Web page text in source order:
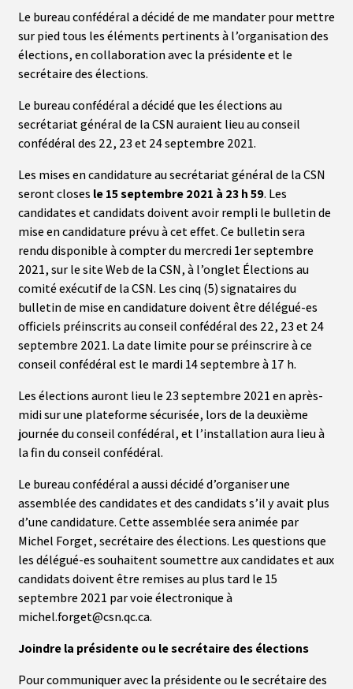
Le bureau confédéral a décidé de me mandater pour mettre
sur pied tous les éléments pertinents à l’organisation des
élections, en collaboration avec la présidente et le
secrétaire des élections.
Le bureau confédéral a décidé que les élections au
secrétariat général de la CSN auraient lieu au conseil
confédéral des 22, 23 et 24 septembre 2021.
Les mises en candidature au secrétariat général de la CSN
seront closes le 15 septembre 2021 à 23 h 59. Les
candidates et candidats doivent avoir rempli le bulletin de
mise en candidature prévu à cet effet. Ce bulletin sera
rendu disponible à compter du mercredi 1er septembre
2021, sur le site Web de la CSN, à l’onglet Élections au
comité exécutif de la CSN. Les cinq (5) signataires du
bulletin de mise en candidature doivent être délégué-es
officiels préinscrits au conseil confédéral des 22, 23 et 24
septembre 2021. La date limite pour se préinscrire à ce
conseil confédéral est le mardi 14 septembre à 17 h.
Les élections auront lieu le 23 septembre 2021 en après-
midi sur une plateforme sécurisée, lors de la deuxième
journée du conseil confédéral, et l’installation aura lieu à
la fin du conseil confédéral.
Le bureau confédéral a aussi décidé d’organiser une
assemblée des candidates et des candidats s’il y avait plus
d’une candidature. Cette assemblée sera animée par
Michel Forget, secrétaire des élections. Les questions que
les délégué-es souhaitent soumettre aux candidates et aux
candidats doivent être remises au plus tard le 15
septembre 2021 par voie électronique à
michel.forget@csn.qc.ca.
Joindre la présidente ou le secrétaire des élections
Pour communiquer avec la présidente ou le secrétaire des